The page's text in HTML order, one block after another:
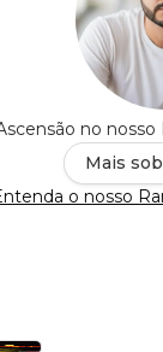
no
Mais
o nosso